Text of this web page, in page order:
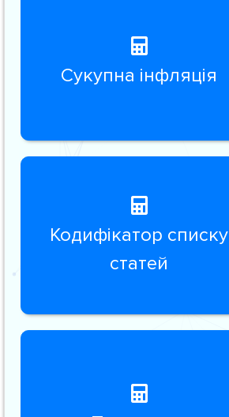
Сукупна інфляція
Кодифікатор списку
статей